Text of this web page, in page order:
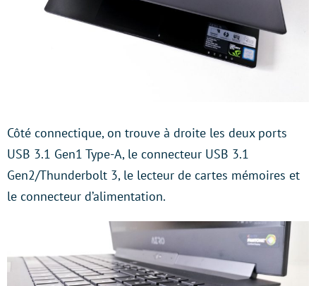
Côté connectique, on trouve à droite les deux ports
USB 3.1 Gen1 Type-A, le connecteur USB 3.1
Gen2/Thunderbolt 3, le lecteur de cartes mémoires et
le connecteur d’alimentation.